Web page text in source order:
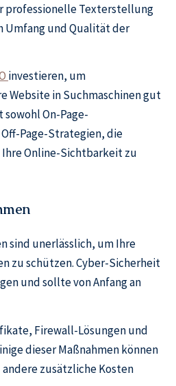
professionelle Texterstellung
Umfang und Qualität der
investieren, um
Website in Suchmaschinen gut
sowohl On-Page-
Page-Strategien, die
Online-Sichtbarkeit zu
sind unerlässlich, um Ihre
zu schützen. Cyber-Sicherheit
und sollte von Anfang an
Firewall-Lösungen und
dieser Maßnahmen können
zusätzliche Kosten